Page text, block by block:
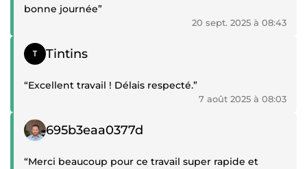
bonne journée”
20 sept. 2025 à 08:43
Témoignage positif
Tintins
“Excellent travail ! Délais respecté.”
7 août 2025 à 08:03
Témoignage positif
695b3eaa0377d
“Merci beaucoup pour ce travail super rapide et